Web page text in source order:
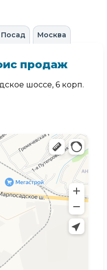
Москва
продаж
шоссе, 6 корп.